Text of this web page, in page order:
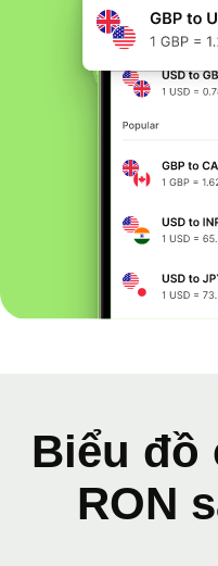
Biểu đồ
RON